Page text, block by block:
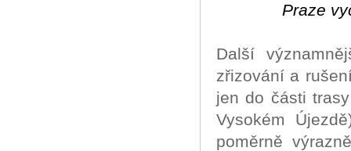
Praze
Další
zřizování a
jen do části
Vysokém
poměrně